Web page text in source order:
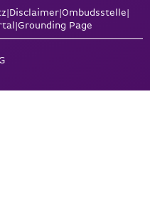
|Disclaimer|Ombudsstelle|
|Grounding Page